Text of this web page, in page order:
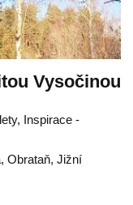
Vysočinou
Inspirace -
, Obrataň, Jižní